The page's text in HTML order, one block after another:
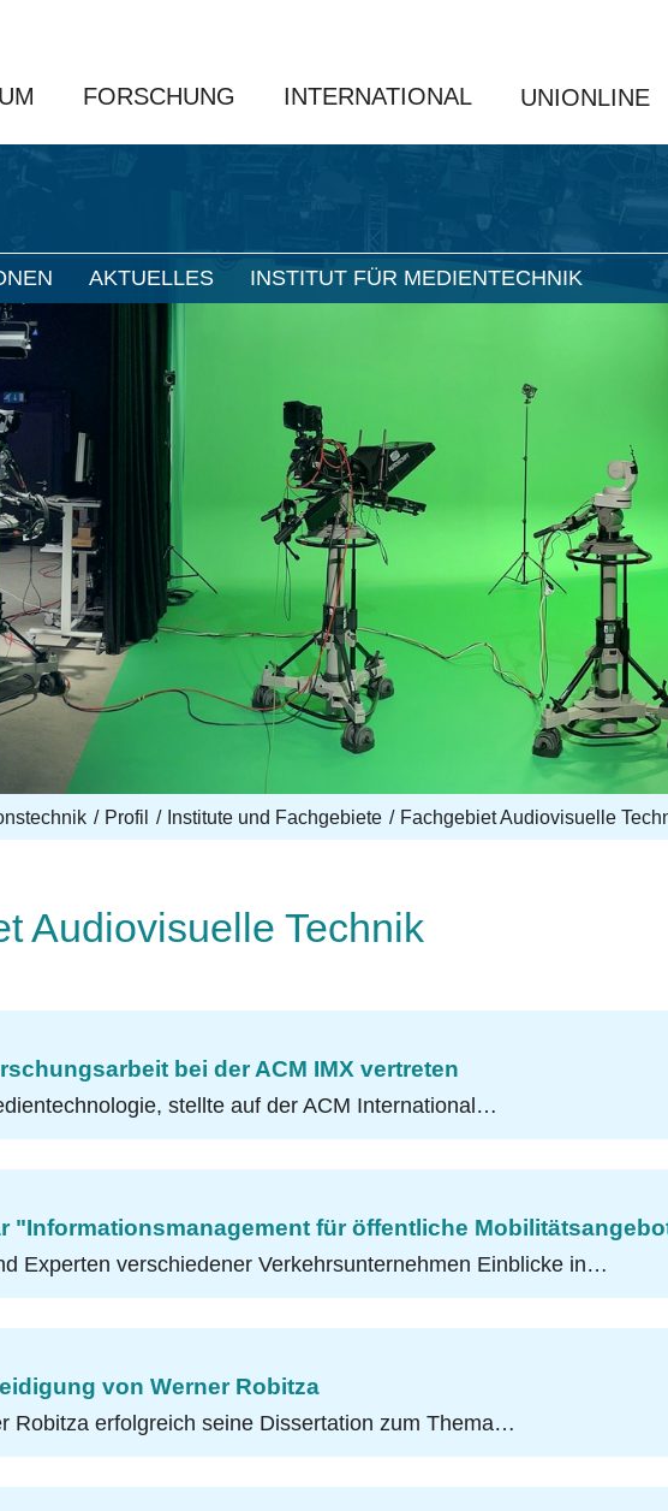
FORSCHUNG INTERNATIONAL UNIONLINE
AKTUELLES INSTITUT FÜR MEDIENTECHNIK
Profil Institute und Fachgebiete Fachgebiet Audiovisuelle
Audiovisuelle Technik
bei der ACM IMX vertreten
stellte auf der ACM International…
"Informationsmanagement für öffentliche
Experten verschiedener Verkehrsunternehmen Einblicke in…
von Werner Robitza
Robitza erfolgreich seine Dissertation zum Thema…